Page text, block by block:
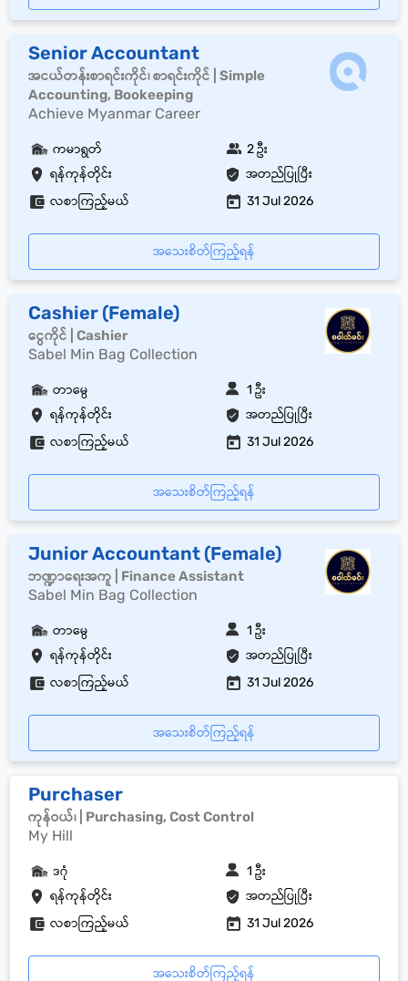
Senior Accountant
အငယ်တန်းစာရင်းကိုင်၊ စာရင်းကိုင် | Simple
Accounting, Bookeeping
Achieve Myanmar Career
ရန်ကုန်တိုင်း အတည်ပြုပြီး
ကမာရွတ် 2 ဦး
လစာကြည့်မယ် 31 Jul 2026
အသေးစိတ်ကြည့်ရန်
Cashier (Female)
ငွေကိုင် | Cashier
Sabel Min Bag Collection
ရန်ကုန်တိုင်း အတည်ပြုပြီး
တာမွေ 1 ဦး
လစာကြည့်မယ် 31 Jul 2026
အသေးစိတ်ကြည့်ရန်
Junior Accountant (Female)
ဘဏ္ဍာရေးအကူ | Finance Assistant
Sabel Min Bag Collection
ရန်ကုန်တိုင်း အတည်ပြုပြီး
တာမွေ 1 ဦး
လစာကြည့်မယ် 31 Jul 2026
အသေးစိတ်ကြည့်ရန်
Purchaser
ကုန်ဝယ်၊ | Purchasing, Cost Control
My Hill
ရန်ကုန်တိုင်း အတည်ပြုပြီး
ဒဂုံ 1 ဦး
လစာကြည့်မယ် 31 Jul 2026
အသေးစိတ်ကြည့်ရန်